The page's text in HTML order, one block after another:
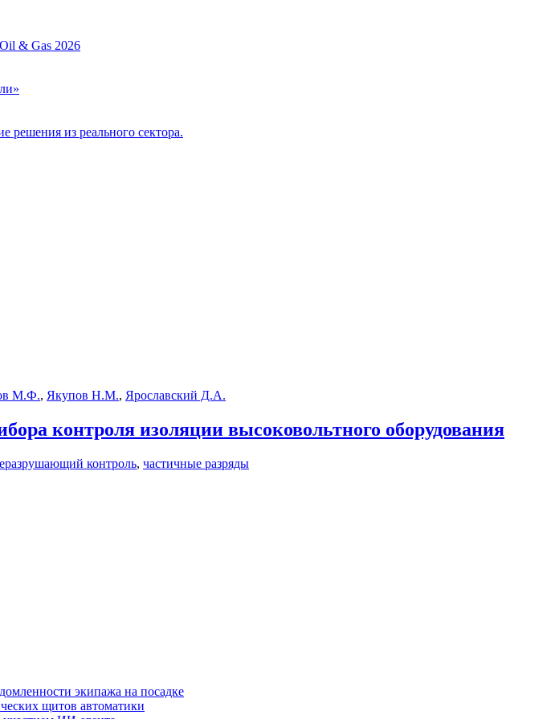
& Gas 2026
решения из реального сектора.
М.Ф., Якупов Н.М., Ярославский Д.А.
контроля изоляции высоковольтного оборудования
контроль, частичные разряды
экипажа на посадке
щитов автоматики